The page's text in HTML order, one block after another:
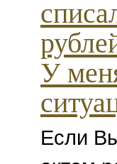
У
Если